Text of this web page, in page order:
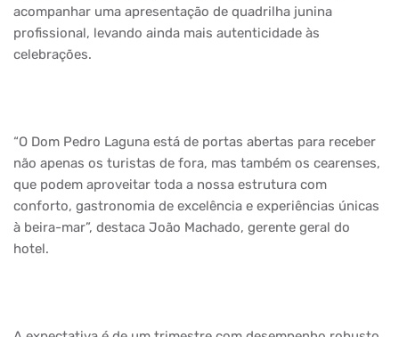
acompanhar uma apresentação de quadrilha junina
profissional, levando ainda mais autenticidade às
celebrações.
“O Dom Pedro Laguna está de portas abertas para receber
não apenas os turistas de fora, mas também os cearenses,
que podem aproveitar toda a nossa estrutura com
conforto, gastronomia de excelência e experiências únicas
à beira-mar”, destaca João Machado, gerente geral do
hotel.